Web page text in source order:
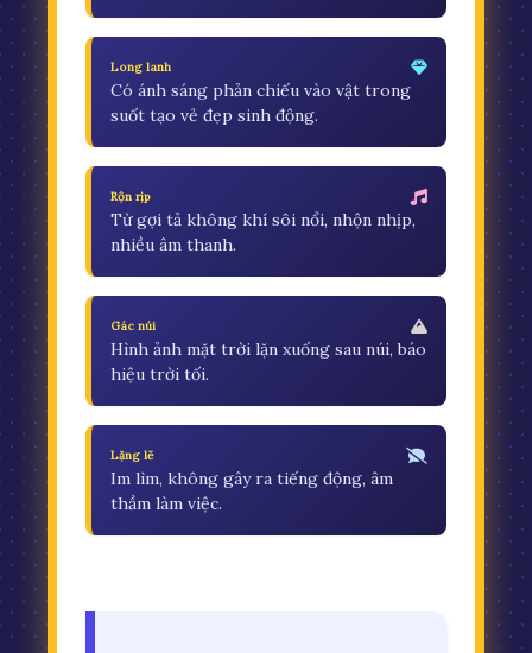
Long lanh
Có ánh sáng phản chiếu vào vật trong
suốt tạo vẻ đẹp sinh động.
Rộn rịp
Từ gợi tả không khí sôi nổi, nhộn nhịp,
nhiều âm thanh.
Gác núi
Hình ảnh mặt trời lặn xuống sau núi, báo
hiệu trời tối.
Lặng lẽ
Im lìm, không gây ra tiếng động, âm
thầm làm việc.